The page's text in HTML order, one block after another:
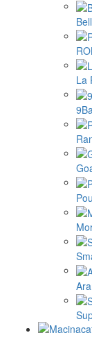
La